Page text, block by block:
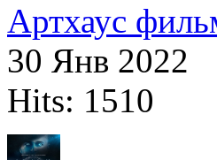
Артхаус
30 Янв 2022
Hits: 1510